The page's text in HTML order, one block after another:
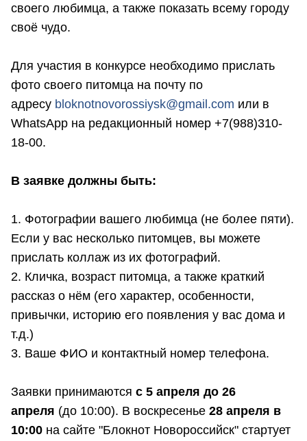
своего любимца, а также показать всему городу
своё чудо.
Для участия в конкурсе необходимо прислать
фото своего питомца на почту по
адресу bloknotnovorossiysk@gmail.com или в
WhatsApp на редакционный номер +7(988)310-
18-00.
В заявке должны быть:
1. Фотографии вашего любимца (не более пяти).
Если у вас несколько питомцев, вы можете
прислать коллаж из их фотографий.
2. Кличка, возраст питомца, а также краткий
рассказ о нём (его характер, особенности,
привычки, историю его появления у вас дома и
т.д.)
3. Ваше ФИО и контактный номер телефона.
Заявки принимаются с 5 апреля до 26
апреля (до 10:00). В воскресенье 28 апреля в
10:00 на сайте "Блокнот Новороссийск" стартует